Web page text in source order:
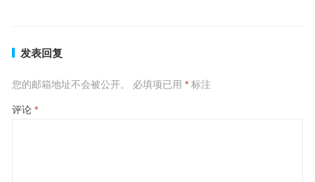
发表回复
您的邮箱地址不会被公开。 必填项已用 *标注
评论 *